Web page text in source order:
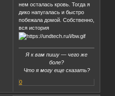
нем осталась кровь. Тогда я
дико напугалась и быстро
побежала домой. Собственно,
вся история
Я к вам пишу — чего же
боле?
Что я могу еще сказать?
0